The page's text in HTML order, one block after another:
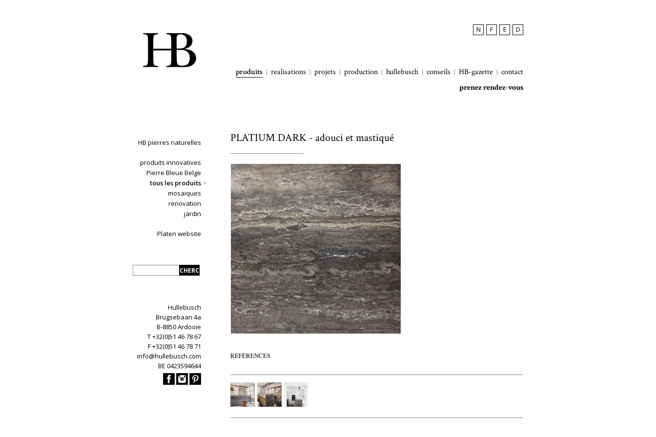
N F E D
produits realisations projets production hullebusch conseils HB-gazette
contact
prenez rendez-vous
HB pierres naturelles
produits innovatives
Pierre Bleue Belge
tous les produits
mosaiques
renovation
jardin
Platen website
Hullebusch
Brugsebaan 4a
B-8850 Ardooie
T +32(0)51 46 78 67
F +32(0)51 46 78 71
info@hullebusch.com
BE 0423594644
PLATIUM DARK - adouci et mastiqué
RÉFÉRENCES